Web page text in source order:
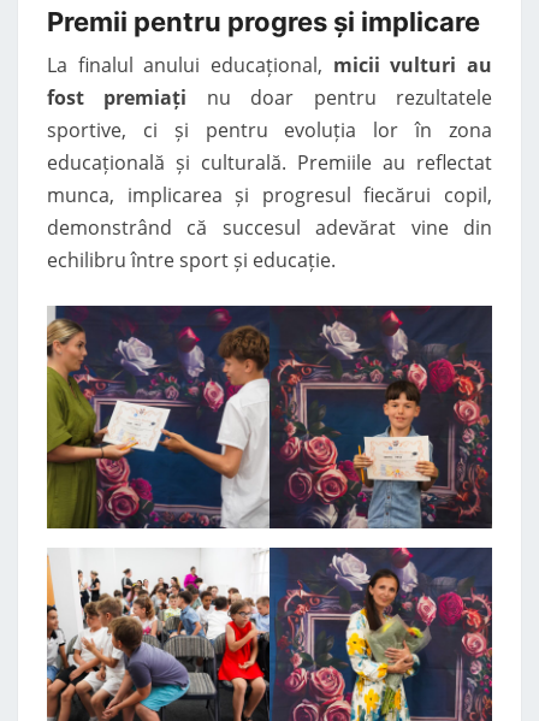
Premii pentru progres și implicare
La finalul anului educațional, micii vulturi au
fost premiați nu doar pentru rezultatele
sportive, ci și pentru evoluția lor în zona
educațională și culturală. Premiile au reflectat
munca, implicarea și progresul fiecărui copil,
demonstrând că succesul adevărat vine din
echilibru între sport și educație.